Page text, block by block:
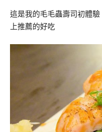
這是我的毛毛蟲壽司初體
上推薦的好吃